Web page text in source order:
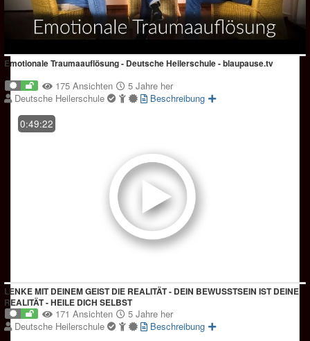
Emotionale Traumaauflösung - Deutsche Heilerschule - blaupause.tv
175 Ansichten
5 Jahre her
Deutsche Heilerschule
Beschreibung
0:49:22
LENKE MIT DEINEM GEIST DIE REALITÄT - DEIN BEWUSSTSEIN IST DEINE
REALITÄT - HEILE DICH SELBST
171 Ansichten
5 Jahre her
Deutsche Heilerschule
Beschreibung